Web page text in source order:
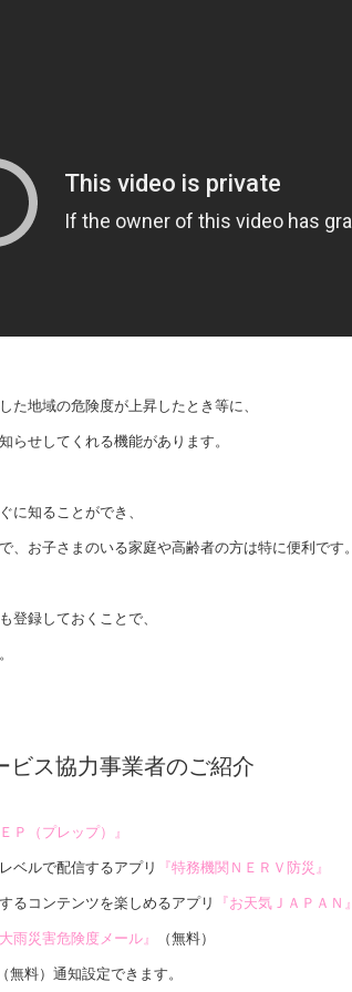
た地域の危険度が上昇したとき等に、
らせしてくれる機能があります。
に知ることができ、
、お子さまのいる家庭や高齢者の方は特に便利です。
登録しておくことで、
ビス協力事業者のご紹介
Ｐ（プレップ）』
ベルで配信するアプリ 『特務機関ＮＥＲＶ防災』
るコンテンツを楽しめるアプリ 『お天気ＪＡＰＡＮ』
大雨災害危険度メール』 （無料）
（無料）通知設定できます。